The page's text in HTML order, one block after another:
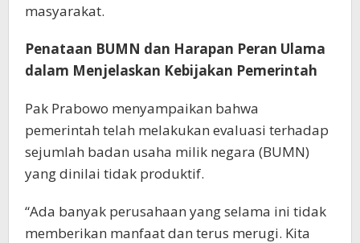
masyarakat.
Penataan BUMN dan Harapan Peran Ulama
dalam Menjelaskan Kebijakan Pemerintah
Pak Prabowo menyampaikan bahwa
pemerintah telah melakukan evaluasi terhadap
sejumlah badan usaha milik negara (BUMN)
yang dinilai tidak produktif.
“Ada banyak perusahaan yang selama ini tidak
memberikan manfaat dan terus merugi. Kita